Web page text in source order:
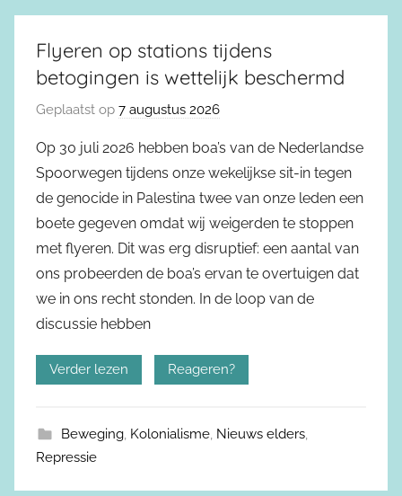
Flyeren op stations tijdens
betogingen is wettelijk beschermd
Geplaatst op 7 augustus 2026
Op 30 juli 2026 hebben boa’s van de Nederlandse
Spoorwegen tijdens onze wekelijkse sit-in tegen
de genocide in Palestina twee van onze leden een
boete gegeven omdat wij weigerden te stoppen
met flyeren. Dit was erg disruptief: een aantal van
ons probeerden de boa’s ervan te overtuigen dat
we in ons recht stonden. In de loop van de
discussie hebben
Verder lezen Reageren?
Beweging, Kolonialisme, Nieuws elders,
Repressie